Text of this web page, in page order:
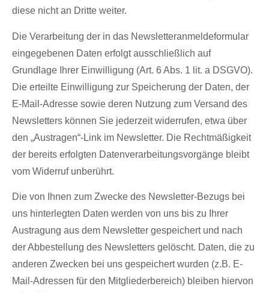
diese nicht an Dritte weiter.
Die Verarbeitung der in das Newsletteranmeldeformular
eingegebenen Daten erfolgt ausschließlich auf
Grundlage Ihrer Einwilligung (Art. 6 Abs. 1 lit. a DSGVO).
Die erteilte Einwilligung zur Speicherung der Daten, der
E-Mail-Adresse sowie deren Nutzung zum Versand des
Newsletters können Sie jederzeit widerrufen, etwa über
den „Austragen“-Link im Newsletter. Die Rechtmäßigkeit
der bereits erfolgten Datenverarbeitungsvorgänge bleibt
vom Widerruf unberührt.
Die von Ihnen zum Zwecke des Newsletter-Bezugs bei
uns hinterlegten Daten werden von uns bis zu Ihrer
Austragung aus dem Newsletter gespeichert und nach
der Abbestellung des Newsletters gelöscht. Daten, die zu
anderen Zwecken bei uns gespeichert wurden (z.B. E-
Mail-Adressen für den Mitgliederbereich) bleiben hiervon